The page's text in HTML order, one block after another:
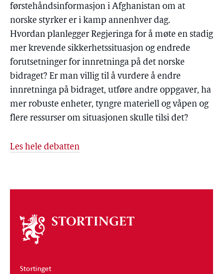
førstehåndsinformasjon i Afghanistan om at
norske styrker er i kamp annenhver dag.
Hvordan planlegger Regjeringa for å møte en stadig
mer krevende sikkerhetssituasjon og endrede
forutsetninger for innretninga på det norske
bidraget? Er man villig til å vurdere å endre
innretninga på bidraget, utføre andre oppgaver, ha
mer robuste enheter, tyngre materiell og våpen og
flere ressurser om situasjonen skulle tilsi det?
Les hele debatten
Om
stortinget
Stortinget